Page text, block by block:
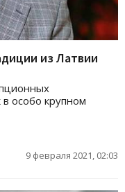
из Латвии
особо крупном
9 февраля 2021, 02:03